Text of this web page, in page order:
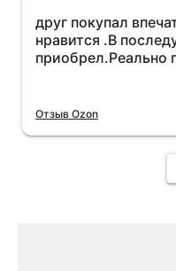
более энергичный
увеличился.Всем
друг покупал
нравится .В
приобрел.Реально
Отзыв Ozon